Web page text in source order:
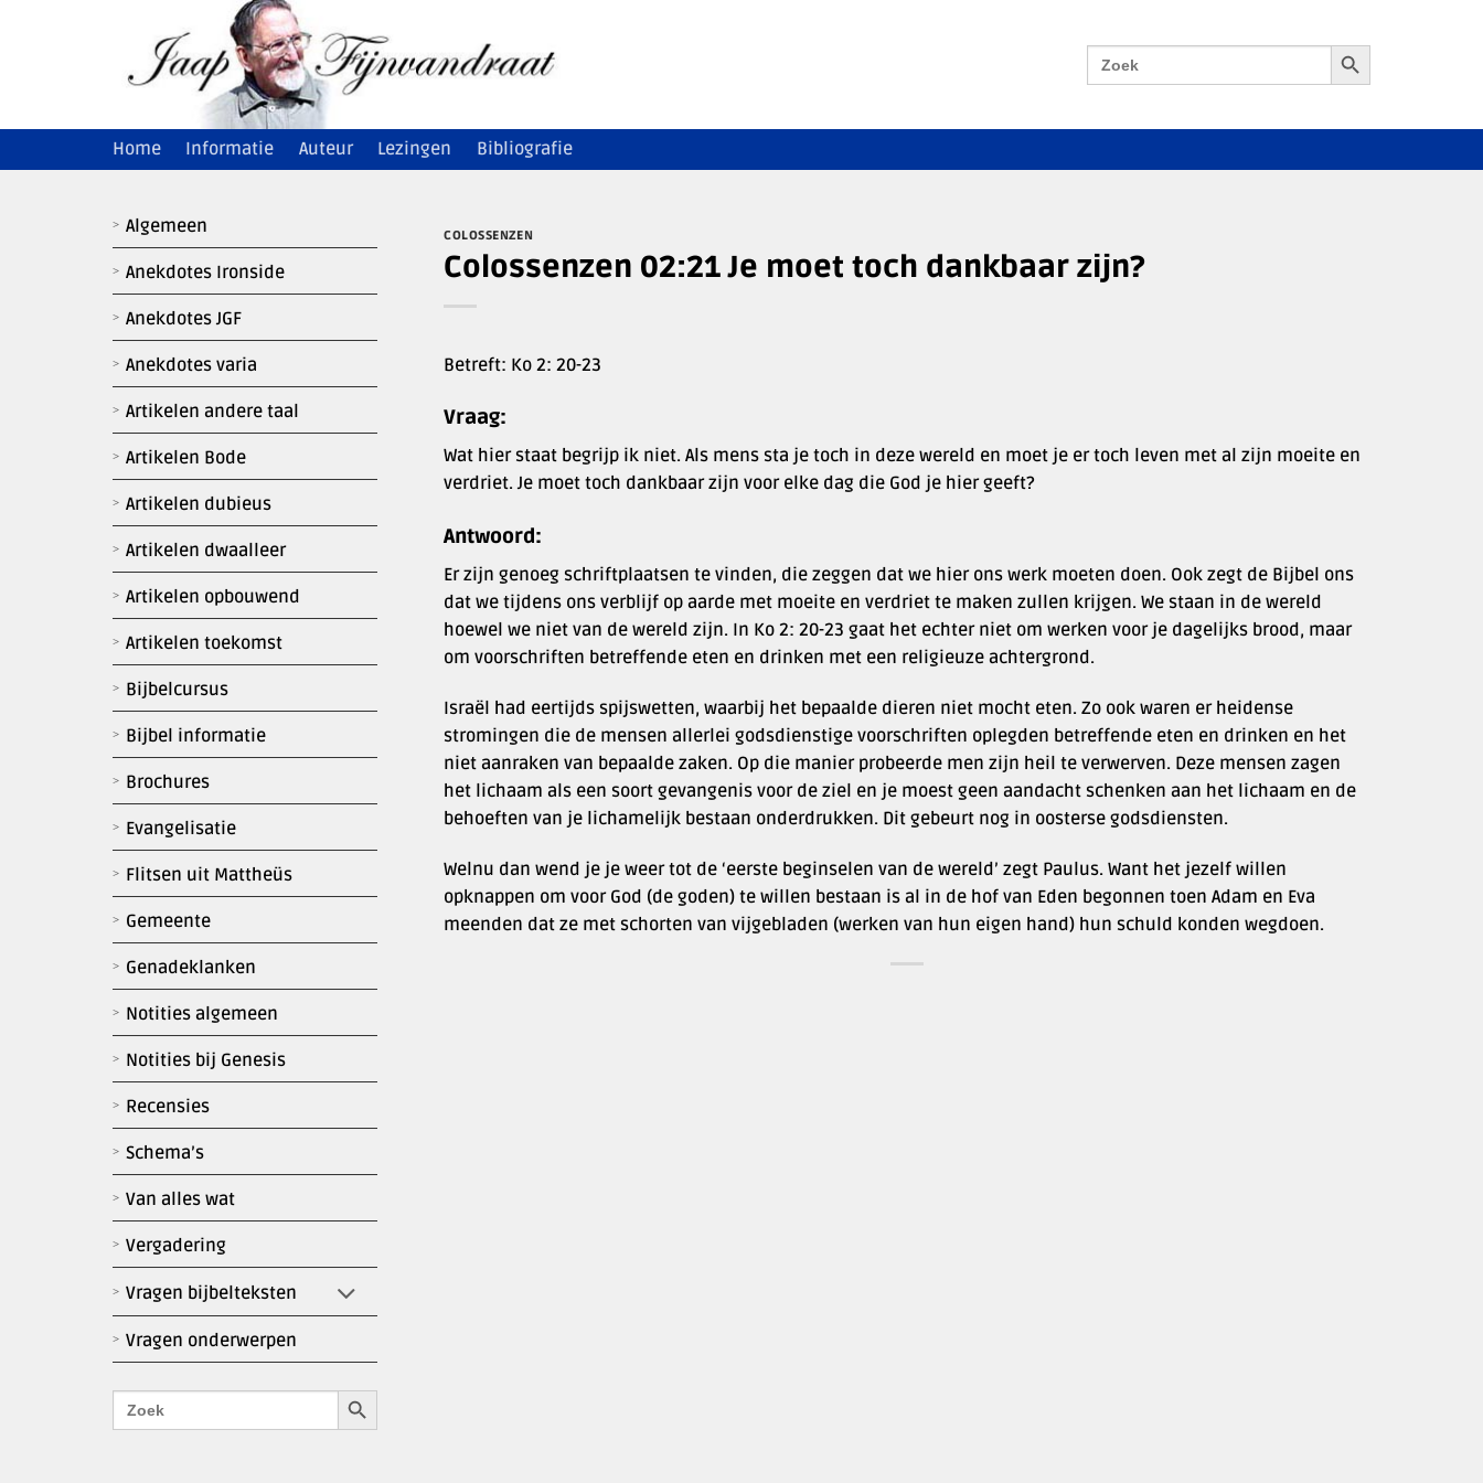
Zoek
naar:
Zoekknop
Home Informatie Auteur Lezingen Bibliografie
Algemeen
Anekdotes Ironside
Anekdotes JGF
Anekdotes varia
Artikelen andere taal
Artikelen Bode
Artikelen dubieus
Artikelen dwaalleer
Artikelen opbouwend
Artikelen toekomst
Bijbelcursus
Bijbel informatie
Brochures
Evangelisatie
Flitsen uit Mattheüs
Gemeente
Genadeklanken
Notities algemeen
Notities bij Genesis
Recensies
Schema’s
Van alles wat
Vergadering
Vragen bijbelteksten
Vragen onderwerpen
Zoek
naar:
Zoekknop
COLOSSENZEN
Colossenzen 02:21 Je moet toch dankbaar zijn?
Betreft: Ko 2: 20-23
Vraag:
Wat hier staat begrijp ik niet. Als mens sta je toch in deze wereld en moet je er toch leven met al zijn moeite en
verdriet. Je moet toch dankbaar zijn voor elke dag die God je hier geeft?
Antwoord:
Er zijn genoeg schriftplaatsen te vinden, die zeggen dat we hier ons werk moeten doen. Ook zegt de Bijbel ons
dat we tijdens ons verblijf op aarde met moeite en verdriet te maken zullen krijgen. We staan in de wereld
hoewel we niet van de wereld zijn. In Ko 2: 20-23 gaat het echter niet om werken voor je dagelijks brood, maar
om voorschriften betreffende eten en drinken met een religieuze achtergrond.
Israël had eertijds spijswetten, waarbij het bepaalde dieren niet mocht eten. Zo ook waren er heidense
stromingen die de mensen allerlei godsdienstige voorschriften oplegden betreffende eten en drinken en het
niet aanraken van bepaalde zaken. Op die manier probeerde men zijn heil te verwerven. Deze mensen zagen
het lichaam als een soort gevangenis voor de ziel en je moest geen aandacht schenken aan het lichaam en de
behoeften van je lichamelijk bestaan onderdrukken. Dit gebeurt nog in oosterse godsdiensten.
Welnu dan wend je je weer tot de ‘eerste beginselen van de wereld’ zegt Paulus. Want het jezelf willen
opknappen om voor God (de goden) te willen bestaan is al in de hof van Eden begonnen toen Adam en Eva
meenden dat ze met schorten van vijgebladen (werken van hun eigen hand) hun schuld konden wegdoen.